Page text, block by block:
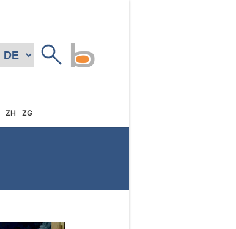
ZH ZG